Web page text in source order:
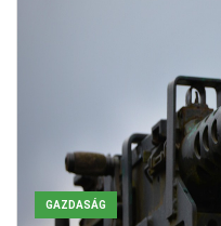
GAZDASÁG